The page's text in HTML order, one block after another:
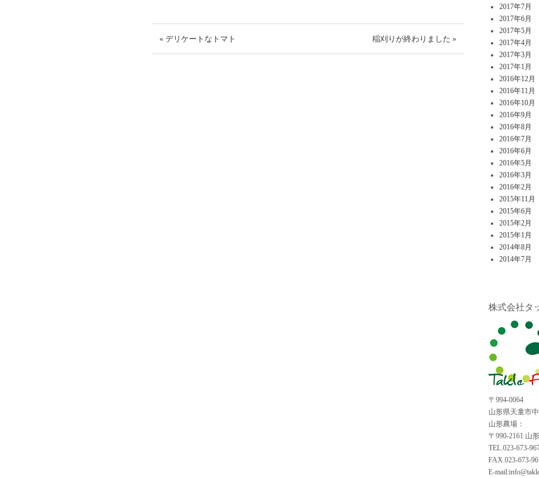
« デリケートなトマト 稲刈りが終わりました »
2017年7月
2017年6月
2017年5月
2017年4月
2017年3月
2017年1月
2016年12月
2016年11月
2016年10月
2016年9月
2016年8月
2016年7月
2016年6月
2016年5月
2016年3月
2016年2月
2015年11月
2015年6月
2015年2月
2015年1月
2014年8月
2014年7月
株式会社タ
〒994-0064
山形県天童市
山形農場：
〒990-2161 山
TEL.023-673-
FAX.023-673-
E-